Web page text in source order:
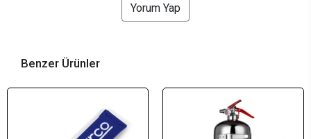
Yorum Yap
Benzer Ürünler